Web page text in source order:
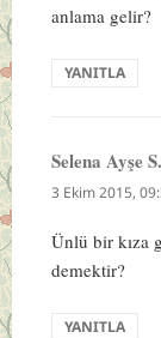
anlama gelir?
YANITLA
Selena Ayşe S.
3 Ekim 2015,
Ünlü bir kıza
demektir?
YANITLA